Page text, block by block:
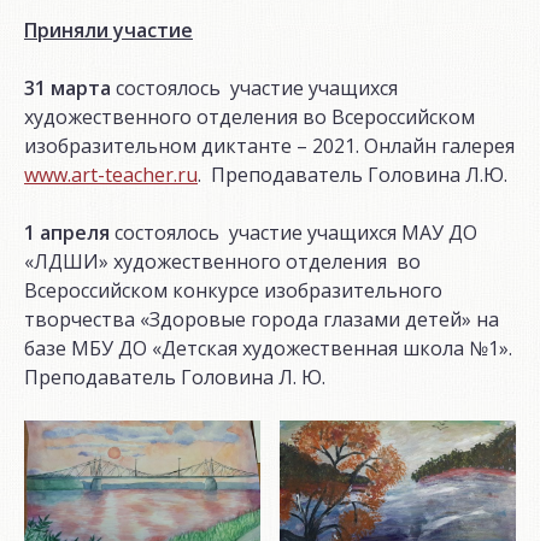
Приняли участие
31 марта состоялось участие учащихся
художественного отделения во Всероссийском
изобразительном диктанте – 2021. Онлайн галерея
www.art-teacher.ru. Преподаватель Головина Л.Ю.
1 апреля состоялось участие учащихся МАУ ДО
«ЛДШИ» художественного отделения во
Всероссийском конкурсе изобразительного
творчества «Здоровые города глазами детей» на
базе МБУ ДО «Детская художественная школа №1».
Преподаватель Головина Л. Ю.